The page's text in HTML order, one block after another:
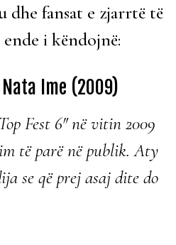
dhe fansat e zjarrtë të
i këndojnë:
Ime (2009)
Fest 6″ në vitin 2009
të parë në publik. Aty
se që prej asaj dite do